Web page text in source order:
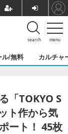
menu
search
ル/無料 カルチャ
「TOKYO S
ト作から気
ート！ 45枚